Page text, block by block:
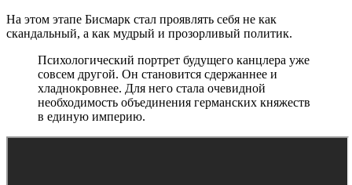
На этом этапе Бисмарк стал проявлять себя не как
скандальный, а как мудрый и прозорливый политик.
Психологический портрет будущего канцлера уже
совсем другой. Он становится сдержаннее и
хладнокровнее. Для него стала очевидной
необходимость объединения германских княжеств
в единую империю.